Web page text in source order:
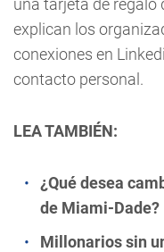
una tarjeta de regalo
explican los
conexiones en
contacto personal.
LEA TAMBIÉN:
¿Qué desea
de Miami-Dade?
Millonarios sin